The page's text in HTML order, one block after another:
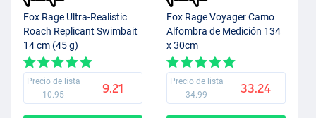
Fox Rage Ultra-Realistic
Roach Replicant Swimbait
14 cm (45 g)
Precio de lista
10.95
9.21
Fox Rage Voyager Camo
Alfombra de Medición 134
x 30cm
Precio de lista
34.99
33.24